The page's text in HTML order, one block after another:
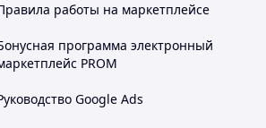
работы на маркетплейсе
программа электронный
PROM
Google Ads